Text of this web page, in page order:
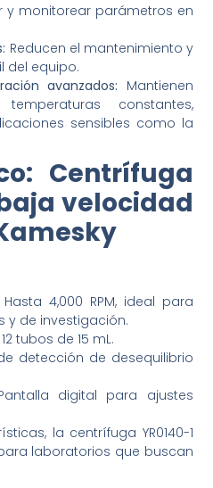
y monitorear parámetros en
Reducen el mantenimiento y
del equipo.
avanzados: Mantienen
constantes,
sensibles como la
Centrífuga
velocidad
Hasta 4,000 RPM, ideal para
y de investigación.
tubos de 15 mL.
detección de desequilibrio
digital para ajustes
la centrífuga YR0140-1
laboratorios que buscan